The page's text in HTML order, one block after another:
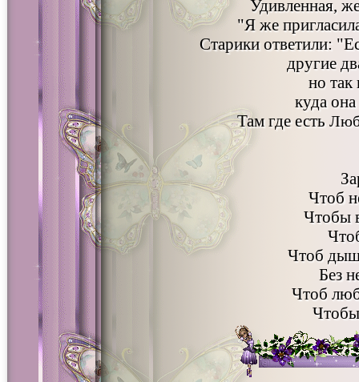
Удивленная,
"Я же
Старики ответили:
другие
но так
куда
Там где есть
Чтоб
Чтобы
Чтоб
Без
Чтоб